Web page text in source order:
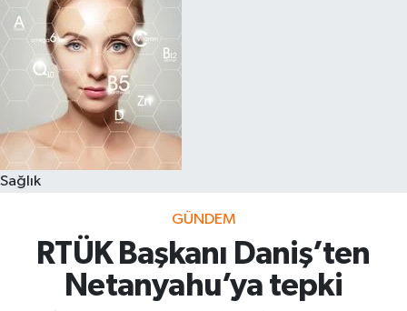
Sağlık
GÜNDEM
RTÜK Başkanı Daniş’ten
Netanyahu’ya tepki